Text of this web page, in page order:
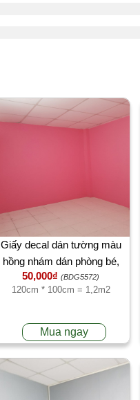
Giấy decal dán tường màu
hồng nhám dán phòng bé,
phòng ngủ
50,000₫ (BDG5572)
120cm * 100cm = 1,2m2
Mua ngay